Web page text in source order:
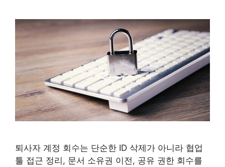
퇴사자 계정 회수는 단순한 ID 삭제가 아니라 협업
툴 접근 정리, 문서 소유권 이전, 공유 권한 회수를